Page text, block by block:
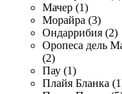
Мачер (1)
Морайра (3)
Ондаррибия (2)
Оропеса дель
(2)
Пау (1)
Плайя Бланка